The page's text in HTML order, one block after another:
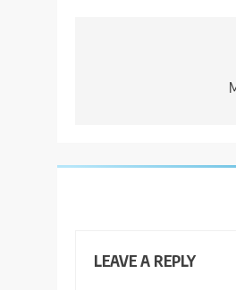
LEAVE A REPLY